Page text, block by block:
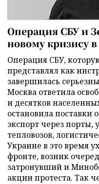
Операция СБУ и
новому кризису
Операция СБУ,
представлял как
завершилась
Москва ответила
и десятков
остановила поставки
экспорт через порты,
тепловозов,
Украине в это время
фронте, возник
затронувший и
акции протеста. Так